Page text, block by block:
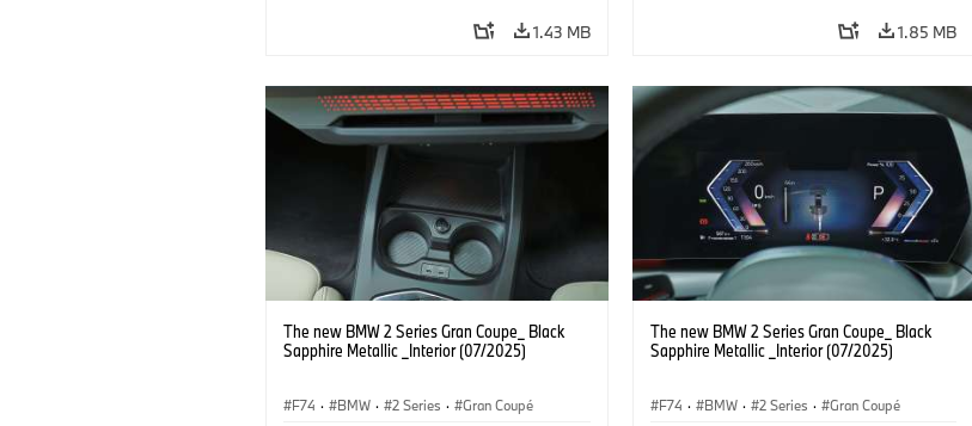
1.43 MB 1.85 MB
The new BMW 2 Series Gran Coupe_ Black
Sapphire Metallic _Interior (07/2025)
F74 · BMW · 2 Series · Gran Coupé
The new BMW 2 Series Gran Coupe_ Black
Sapphire Metallic _Interior (07/2025)
F74 · BMW · 2 Series · Gran Coupé